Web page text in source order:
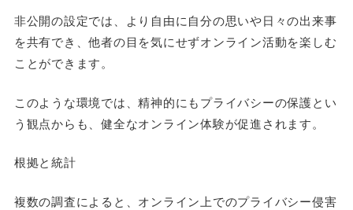
非公開の設定では、より自由に自分の思いや日々の出来事
を共有でき、他者の目を気にせずオンライン活動を楽しむ
ことができます。
このような環境では、精神的にもプライバシーの保護とい
う観点からも、健全なオンライン体験が促進されます。
根拠と統計
複数の調査によると、オンライン上でのプライバシー侵害